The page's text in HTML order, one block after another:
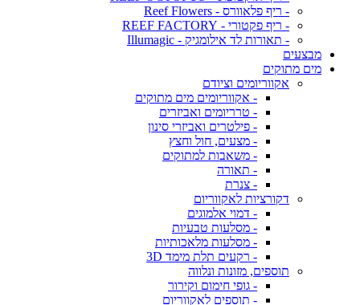
- ריף פלאוורס - Reef Flowers
- ריף פקטורי - REEF FACTORY
- תאורות לד אילומגיק - Illumagic
מבצעים
מים מתוקים
אקווריומים וציודם
- אקווריומים מים מתוקים
- טרריומים ואביזרים
- פילטרים ואביזרי סינון
- מצעים, חול וחצץ
- משאבות למתוקים
- תאורה
- צנרת
דקורציות לאקווריום
- דמוי אלמוגים
- מסלעות טבעיות
- מסלעות מלאכותיות
- רקעים תלת מימד 3D
תוספים, מזונות ונלווה
- גופי חימום וקירור
- תוספים לאקווריום